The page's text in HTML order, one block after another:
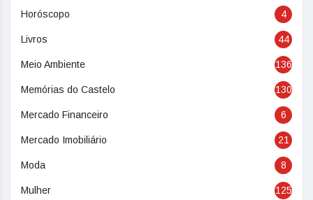
Horóscopo 4
Livros 44
Meio Ambiente 136
Memórias do Castelo 130
Mercado Financeiro 6
Mercado Imobiliário 21
Moda 8
Mulher 125